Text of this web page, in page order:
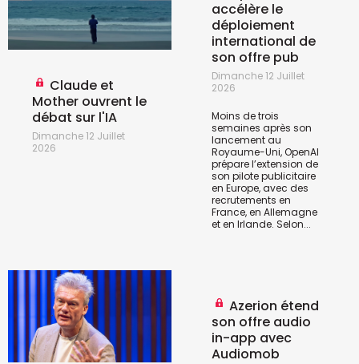
Claude et
Mother ouvrent le
débat sur l'IA
Dimanche 12 Juillet
2026
accélère le
déploiement
international de
son offre pub
Dimanche 12 Juillet
2026
Moins de trois
semaines après son
lancement au
Royaume-Uni, OpenAI
prépare l’extension de
son pilote publicitaire
en Europe, avec des
recrutements en
France, en Allemagne
et en Irlande. Selon...
Azerion étend
son offre audio
in-app avec
Audiomob